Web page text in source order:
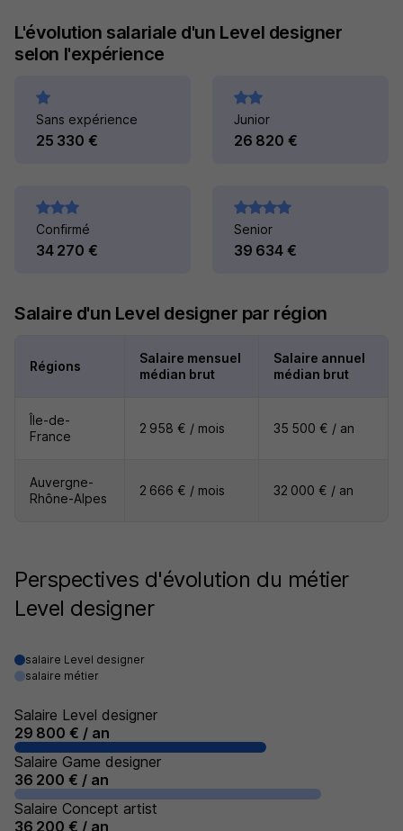
L'évolution salariale d'un Level designer
selon l'expérience
Sans expérience
25 330 €
Junior
26 820 €
Confirmé
34 270 €
Senior
39 634 €
Salaire d'un Level designer par région
Régions
Salaire mensuel
médian brut
Salaire annuel
médian brut
Île-de-
France
2 958 € / mois 35 500 € / an
Auvergne-
Rhône-Alpes
2 666 € / mois 32 000 € / an
Perspectives d'évolution du métier
Level designer
salaire Level designer
salaire métier
Salaire Level designer
29 800 € / an
Salaire Game designer
36 200 € / an
Salaire Concept artist
36 200 € / an